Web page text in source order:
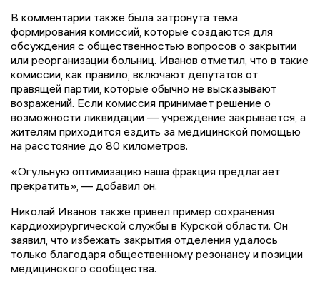
В комментарии также была затронута тема
формирования комиссий, которые создаются для
обсуждения с общественностью вопросов о закрытии
или реорганизации больниц. Иванов отметил, что в такие
комиссии, как правило, включают депутатов от
правящей партии, которые обычно не высказывают
возражений. Если комиссия принимает решение о
возможности ликвидации — учреждение закрывается, а
жителям приходится ездить за медицинской помощью
на расстояние до 80 километров.
«Огульную оптимизацию наша фракция предлагает
прекратить», — добавил он.
Николай Иванов также привел пример сохранения
кардиохирургической службы в Курской области. Он
заявил, что избежать закрытия отделения удалось
только благодаря общественному резонансу и позиции
медицинского сообщества.